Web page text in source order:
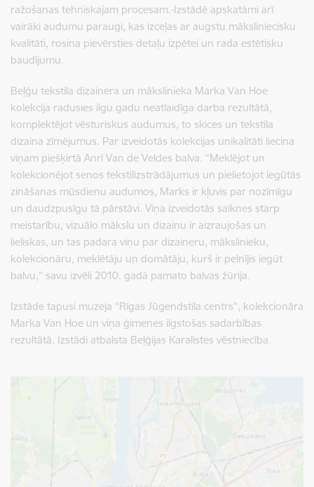
ražošanas tehniskajam procesam. Izstādē apskatāmi arī
vairāki audumu paraugi, kas izceļas ar augstu māksliniecisku
kvalitāti, rosina pievērsties detaļu izpētei un rada estētisku
baudījumu.
Beļģu tekstila dizainera un mākslinieka Marka Van Hoe
kolekcija radusies ilgu gadu neatlaidīga darba rezultātā,
komplektējot vēsturiskus audumus, to skices un tekstila
dizaina zīmējumus. Par izveidotās kolekcijas unikalitāti liecina
viņam piešķirtā Anrī Van de Veldes balva. “Meklējot un
kolekcionējot senos tekstilizstrādājumus un pielietojot iegūtās
zināšanas mūsdienu audumos, Marks ir kļuvis par nozīmīgu
un daudzpusīgu tā pārstāvi. Viņa izveidotās saiknes starp
meistarību, vizuālo mākslu un dizainu ir aizraujošas un
lieliskas, un tas padara viņu par dizaineru, mākslinieku,
kolekcionāru, meklētāju un domātāju, kurš ir pelnījis iegūt
balvu,” savu izvēli 2010. gadā pamato balvas žūrija.
Izstāde tapusi muzeja “Rīgas Jūgendstila centrs”, kolekcionāra
Marka Van Hoe un viņa ģimenes ilgstošas sadarbības
rezultātā. Izstādi atbalsta Beļģijas Karalistes vēstniecība.